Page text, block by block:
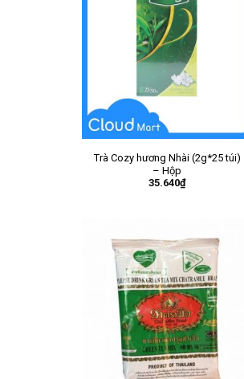
Trà Cozy hương Nhài (2g*25 túi)
– Hộp
35.640₫